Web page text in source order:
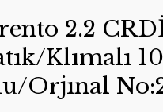
2.2
Klımalı
Orjınal